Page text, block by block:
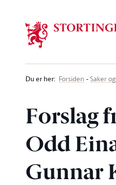
Du er her: Forsiden Saker
Forslag
Odd
Gunnar